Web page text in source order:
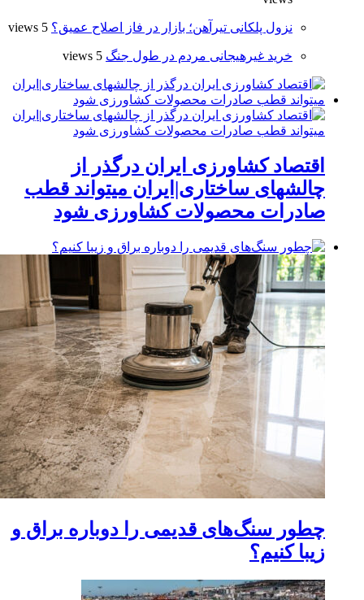
نزول پلکانی تیرآهن؛ بازار در فاز اصلاح عمیق؟ 5 views
خرید غیرهیجانی مردم در طول جنگ 5 views
اقتصاد کشاورزی ایران درگذر از
چالشهای ساختاری|ایران میتواند قطب
صادرات محصولات کشاورزی شود
چطور سنگ‌های قدیمی را دوباره براق و
زیبا کنیم؟